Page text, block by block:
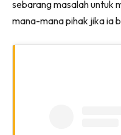
sebarang masalah untuk
mana-mana pihak jika ia